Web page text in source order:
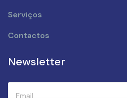
Serviços
Contactos
Newsletter